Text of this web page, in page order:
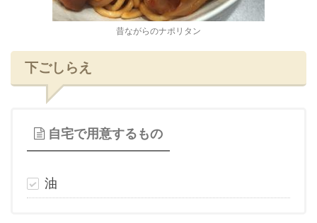
昔ながらのナポリタン
下ごしらえ
自宅で用意するもの
油